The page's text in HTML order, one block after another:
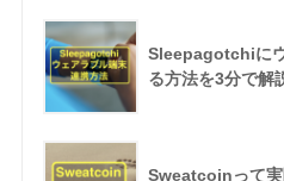
Sleepagotchiに
る方法を3分で解
Sweatcoinって実